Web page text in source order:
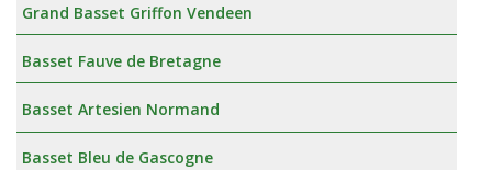
Grand Basset Griffon Vendeen
Basset Fauve de Bretagne
Basset Artesien Normand
Basset Bleu de Gascogne